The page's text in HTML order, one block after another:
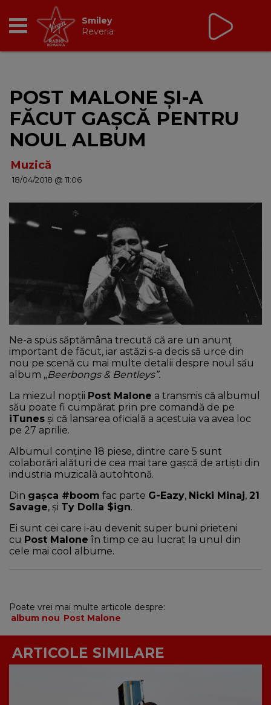
BREAKFAST
TIC TALK
CÂȘTIGĂ
DANCEFLOOR CHART
RADIO ACADEMY
CONTUL MEU
Virgin Radio Music
00:00 - 08:00
POST MALONE ȘI-A
FĂCUT GAȘCĂ PENTRU
NOUL ALBUM
Muzică
18/04/2018 @ 11:06
Ne-a spus săptămâna trecută că are un anunț
important de făcut, iar astăzi s-a decis să urce din
nou pe scenă cu mai multe detalii despre noul său
album „Beerbongs & Bentleys”.
La miezul nopții Post Malone a transmis că albumul
său poate fi cumpărat prin pre comandă de pe
iTunes și că lansarea oficială a acestuia va avea loc
pe 27 aprilie.
Albumul conține 18 piese, dintre care 5 sunt
colaborări alături de cea mai tare gașcă de artiști din
industria muzicală autohtonă.
Din gașca #boom fac parte G-Eazy, Nicki Minaj, 21
Savage, și Ty Dolla $ign.
Ei sunt cei care i-au devenit super buni prieteni
cu Post Malone în timp ce au lucrat la unul din
cele mai cool albume.
Poate vrei mai multe articole despre:
album nou Post Malone
ARTICOLE SIMILARE